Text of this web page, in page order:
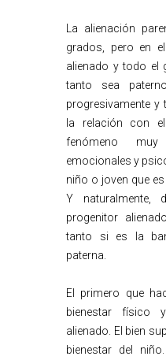
La alienación
grados, pero en
alienado y todo el
tanto sea
progresivamente y
la relación con
fenómeno
emocionales y
niño o joven que
Y
progenitor
tanto si es la
paterna.
El primero que
bienestar físico
alienado. El bien
bienestar del